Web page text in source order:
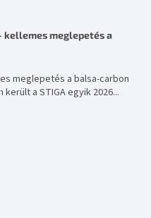
kellemes meglepetés a
meglepetés a balsa-carbon
a STIGA egyik 2026...